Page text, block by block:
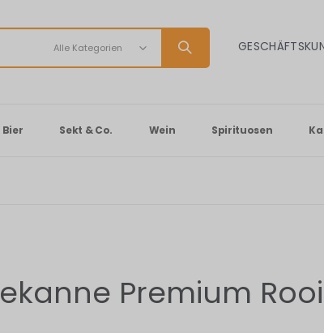
SPRACHE
Bier Sekt & Co. Wein Spirituosen
Premium